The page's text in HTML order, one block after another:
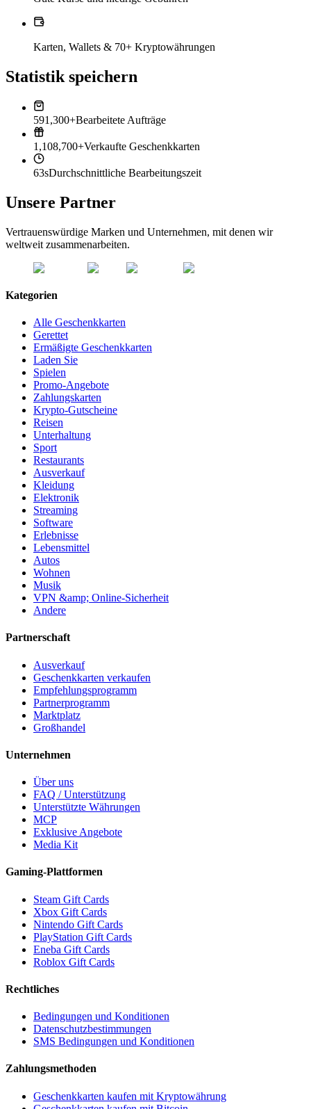
Karten, Wallets & 70+ Kryptowährungen
Statistik speichern
591,300+Bearbeitete Aufträge
1,108,700+Verkaufte Geschenkkarten
63sDurchschnittliche Bearbeitungszeit
Unsere Partner
Vertrauenswürdige Marken und Unternehmen, mit denen wir
weltweit zusammenarbeiten.
Kategorien
Alle Geschenkkarten
Gerettet
Ermäßigte Geschenkkarten
Laden Sie
Spielen
Promo-Angebote
Zahlungskarten
Krypto-Gutscheine
Reisen
Unterhaltung
Sport
Restaurants
Ausverkauf
Kleidung
Elektronik
Streaming
Software
Erlebnisse
Lebensmittel
Autos
Wohnen
Musik
VPN &amp; Online-Sicherheit
Andere
Partnerschaft
Ausverkauf
Geschenkkarten verkaufen
Empfehlungsprogramm
Partnerprogramm
Marktplatz
Großhandel
Unternehmen
Über uns
FAQ / Unterstützung
Unterstützte Währungen
MCP
Exklusive Angebote
Media Kit
Gaming-Plattformen
Steam Gift Cards
Xbox Gift Cards
Nintendo Gift Cards
PlayStation Gift Cards
Eneba Gift Cards
Roblox Gift Cards
Rechtliches
Bedingungen und Konditionen
Datenschutzbestimmungen
SMS Bedingungen und Konditionen
Zahlungsmethoden
Geschenkkarten kaufen mit Kryptowährung